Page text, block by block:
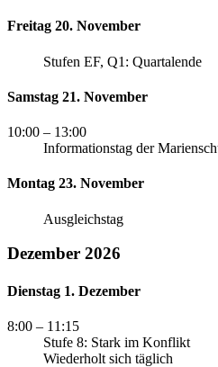
Freitag 20. November
Stufen EF, Q1: Quartalende
Samstag 21. November
10:00 – 13:00
Informationstag der
Montag 23. November
Ausgleichstag
Dezember 2026
Dienstag 1. Dezember
8:00 – 11:15
Stufe 8: Stark im Konflikt
Wiederholt sich täglich